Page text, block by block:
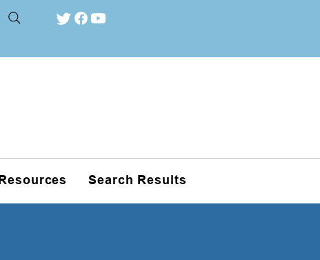
Resources Search Results